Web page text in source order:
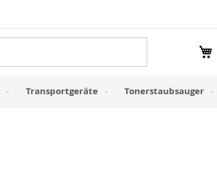
Transportgeräte Tonerstaubsauger